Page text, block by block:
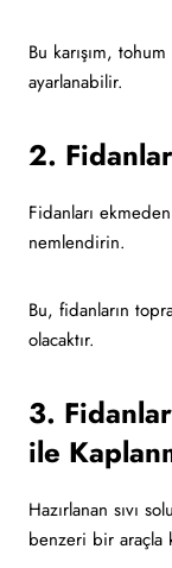
Bu karışım,
ayarlanabilir.
2.
Fidanları
nemlendirin.
Bu, fidanların
olacaktır.
3.
ile
Hazırlanan sıvı
benzeri bir araçla